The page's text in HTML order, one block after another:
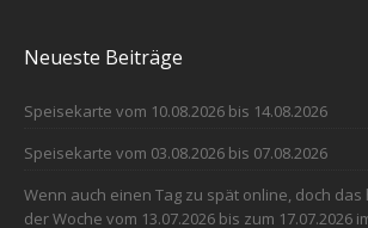
Neueste Beiträge
Speisekarte vom 10.08.2026 bis 14.08.2026
Speisekarte vom 03.08.2026 bis 07.08.2026
Wenn auch einen Tag zu spät online, doch
der Woche vom 13.07.2026 bis zum 17.07.2026